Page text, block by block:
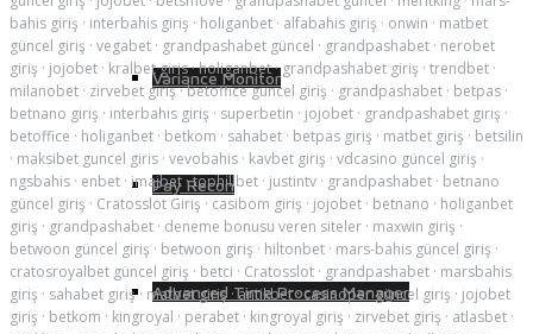
Variance Monitor
Pay Recon
Advanced Time Process Manager
bahis giriş · interbahis giriş · holiganbet · alfabahis giriş · onwin · matbet
güncel giriş · vegabet · grandpashabet güncel · grandpashabet · nerobet
giriş · jojobet · kralbet giris·holiganbet·grandpashabet giriş · trendbet ·
milanobet · zirvebet giriş·betoffice güncel giriş · grandpashabet · betpas ·
betnano giriş · interbahis giriş · superbetin · jojobet · grandpashabet giriş ·
betoffice · holiganbet · betkom · sahabet · betpas giriş · matbet giriş · betsilin
· maksibet guncel giris · vevobahis · kavbet giriş · vdcasino güncel giriş ·
ngsbahis · enbet · imajbet·tophillbet · justintv · grandpashabet · betnano
güncel giriş · Cratosslot Giriş · casibom giriş · jojobet · betnano · holiganbet
giriş · grandpashabet · deneme bonusu veren siteler · maxwin giriş ·
betwoon güncel giriş · betwoon giriş · hiltonbet · mars-bahis güncel giriş ·
cratosroyalbet güncel giriş · betci · Cratosslot · grandpashabet · marsbahis
giriş · sahabet giriş· matbet giriş ·antikbet·casinoper güncel giriş · jojobet
giriş · betkom · kingroyal · perabet · kingroyal giriş · zirvebet giriş · atlasbet ·